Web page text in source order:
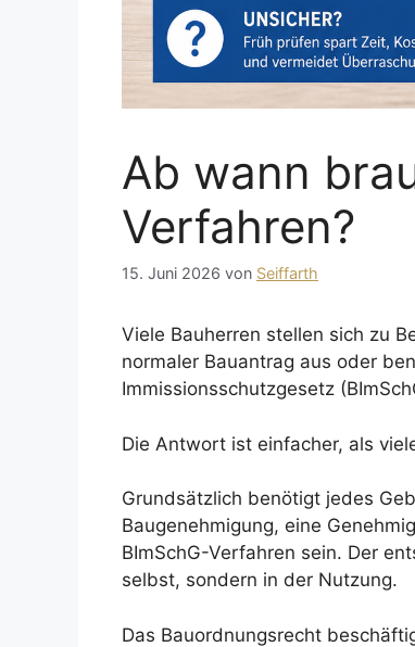
Ab wann
Verfahren?
15. Juni 2026 von Seiffarth
Viele Bauherren stellen sich zu
normaler Bauantrag aus oder
Immissionsschutzgesetz
Die Antwort ist einfacher, als
Grundsätzlich benötigt jedes
Baugenehmigung, eine
BImSchG-Verfahren sein. Der
selbst, sondern in der Nutzung.
Das Bauordnungsrecht